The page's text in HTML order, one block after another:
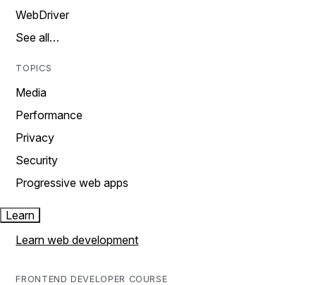
WebDriver
See all…
TOPICS
Media
Performance
Privacy
Security
Progressive web apps
Learn
Learn web development
FRONTEND DEVELOPER COURSE